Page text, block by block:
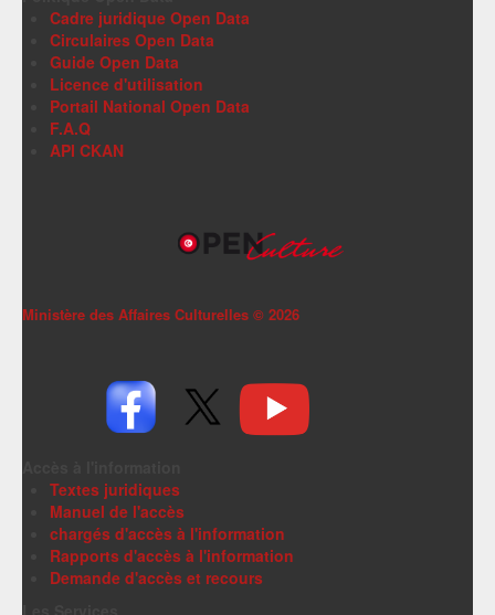
Cadre juridique Open Data
Circulaires Open Data
Guide Open Data
Licence d'utilisation
Portail National Open Data
F.A.Q
API CKAN
Ministère des Affaires Culturelles © 2026
Textes juridiques
Manuel de l'accès
chargés d'accès à l'information
Rapports d'accès à l'information
Demande d'accès et recours